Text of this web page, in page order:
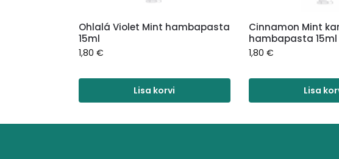
Ohlalá Violet Mint hambapasta
15ml
1,80 €
Lisa korvi
Cinnamon Mint
hambapasta 15ml
1,80 €
Lisa